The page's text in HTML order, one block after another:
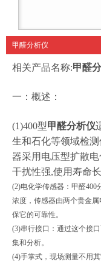
甲醛分析仪
相关产品名称:甲醛
一：概述：
(1)400型甲醛分析仪
生和石化等领域检
器采用电压型扩散
干扰性强,使用寿命
(2)电化学传感器：甲醛400
浓度，传感器由两个贵金
保它的可靠性。
(3)串行接口：通过这个接
集和分析。
(4)手掌式，现场测量不用